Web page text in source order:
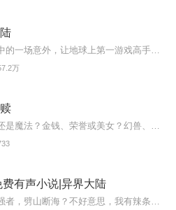
万
有声小说|异界大陆